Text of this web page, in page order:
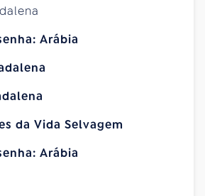
Arábia
da Vida Selvagem
Arábia